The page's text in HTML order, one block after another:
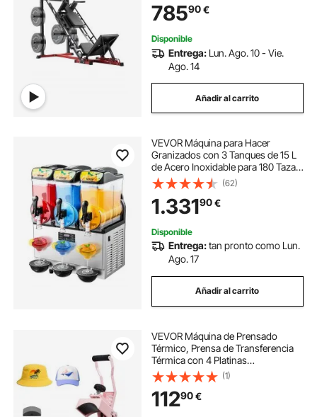
Cuádriceps, 2154 x 1474 x 1230 mm
78590€
Disponible
Entrega: Lun. Ago. 10 - Vie.
Ago. 14
Añadir al carrito
VEVOR Máquina para Hacer
Granizados con 3 Tanques de 15 L
de Acero Inoxidable para 180 Tazas
de Margaritas, Batidos y
Granizados, Ideal para Fiestas en
Casa, Restaurantes, Cafeterías,
Bares
(62)
1.33190€
Disponible
Entrega:tan pronto como Lun.
Ago. 17
Añadir al carrito
VEVOR Máquina de Prensado
Térmico, Prensa de Transferencia
Térmica con 4 Platinas
Intercambiables, Control Preciso de
Tiempo y Temperatura, Máquina de
Sublimación HTV para Gorras,
Diademas, Rosa
(1)
11290€